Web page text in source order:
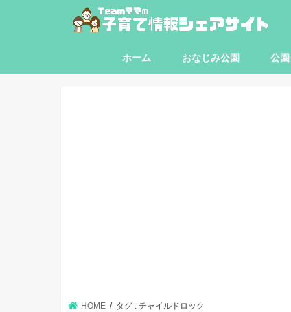
ホーム おなじみ公園 公
HOME タグ : チャイルドロック